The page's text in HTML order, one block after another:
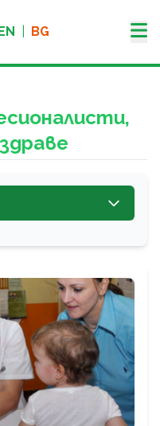
BG